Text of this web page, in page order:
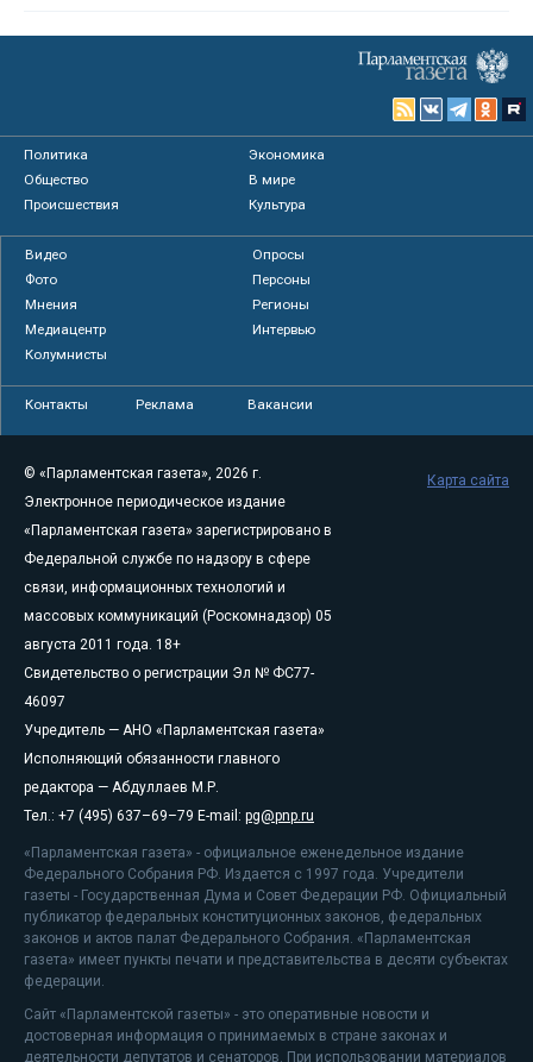
Политика
Экономика
Общество
В мире
Происшествия
Культура
Видео
Опросы
Фото
Персоны
Мнения
Регионы
Медиацентр
Интервью
Колумнисты
Контакты Реклама Вакансии
© «Парламентская газета», 2026 г.
Электронное периодическое издание
«Парламентская газета» зарегистрировано в
Федеральной службе по надзору в сфере
связи, информационных технологий и
массовых коммуникаций (Роскомнадзор) 05
августа 2011 года. 18+
Свидетельство о регистрации Эл № ФС77-
46097
Учредитель — АНО «Парламентская газета»
Исполняющий обязанности главного
редактора — Абдуллаев М.Р.
Тел.: +7 (495) 637–69–79 E-mail: pg@pnp.ru
«Парламентская газета» - официальное еженедельное издание
Федерального Собрания РФ. Издается с 1997 года. Учредители
газеты - Государственная Дума и Совет Федерации РФ. Официальный
публикатор федеральных конституционных законов, федеральных
законов и актов палат Федерального Собрания. «Парламентская
газета» имеет пункты печати и представительства в десяти субъектах
федерации.
Сайт «Парламентской газеты» - это оперативные новости и
достоверная информация о принимаемых в стране законах и
деятельности депутатов и сенаторов. При использовании материалов
Карта сайта